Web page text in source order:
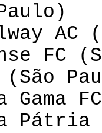
AC
FC
(São
Gama
Pátria